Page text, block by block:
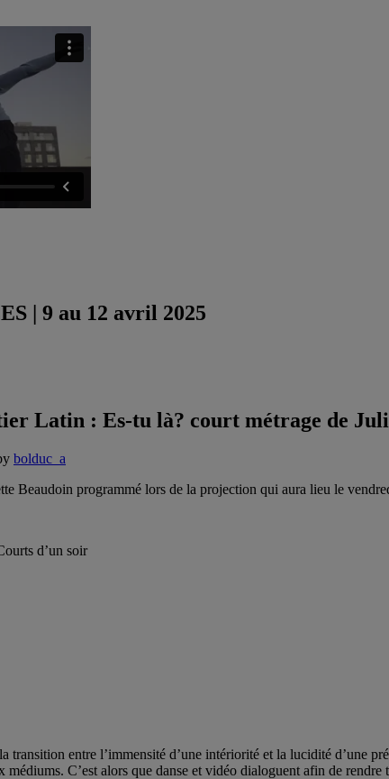
| 9 au 12 avril 2025
Latin : Es-tu là? court métrage de
bolduc_a
Beaudoin programmé lors de la projection qui aura lieu le
d’un soir
transition entre l’immensité d’une intériorité et la lucidité d’une
C’est alors que danse et vidéo dialoguent afin de